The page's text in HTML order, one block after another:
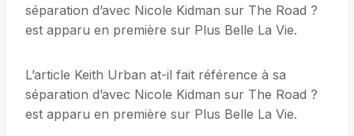
séparation d’avec Nicole Kidman sur The Road ?
est apparu en première sur Plus Belle La Vie.
L’article Keith Urban at-il fait référence à sa
séparation d’avec Nicole Kidman sur The Road ?
est apparu en première sur Plus Belle La Vie.